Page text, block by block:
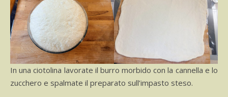
In una ciotolina lavorate il burro morbido con la cannella e lo
zucchero e spalmate il preparato sull’impasto steso.